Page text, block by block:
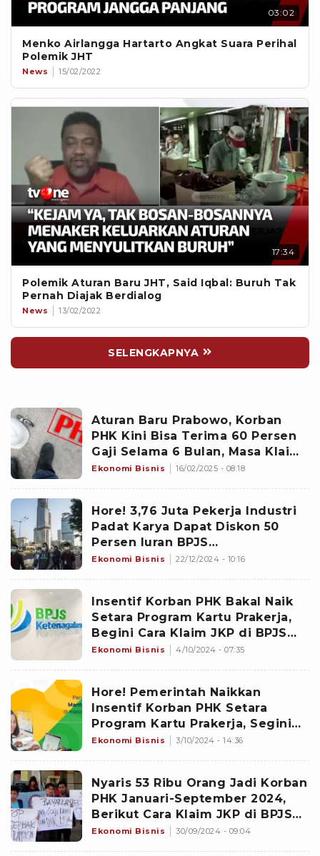
03:02
Menko Airlangga Hartarto Angkat Suara Perihal
Polemik JHT
News 15/02/2022
17:34
Polemik Aturan Baru JHT, Said Iqbal: Buruh Tak
Pernah Diajak Berdialog
News 13/02/2022
SELENGKAPNYA
Aturan Baru Prabowo, Korban
PHK Kini Bisa Terima 60 Persen
Gaji Selama 6 Bulan, Masa Klaim
Diperpanjang
Ekonomi Bisnis 16/02/2025 - 08:18
Hore! 3,76 Juta Pekerja Industri
Padat Karya Dapat Diskon 50
Persen Iuran BPJS
Ketenagakerjaan
Ekonomi Bisnis 22/12/2024 - 10:16
Insentif Korban PHK Bakal Naik
Setara Program Kartu Prakerja,
Begini Cara Klaim JKP di BPJS
Ketenagakerjaan
Ekonomi Bisnis 4/10/2024 - 07:35
Hore! Pemerintah Naikkan
Insentif Korban PHK Setara
Program Kartu Prakerja, Segini
Besarannya
Ekonomi Bisnis 3/10/2024 - 14:36
Nyaris 53 Ribu Orang Jadi Korban
PHK Januari-September 2024,
Berikut Cara Klaim JKP di BPJS
Ketenagakerjaan
Ekonomi Bisnis 30/09/2024 - 09:04